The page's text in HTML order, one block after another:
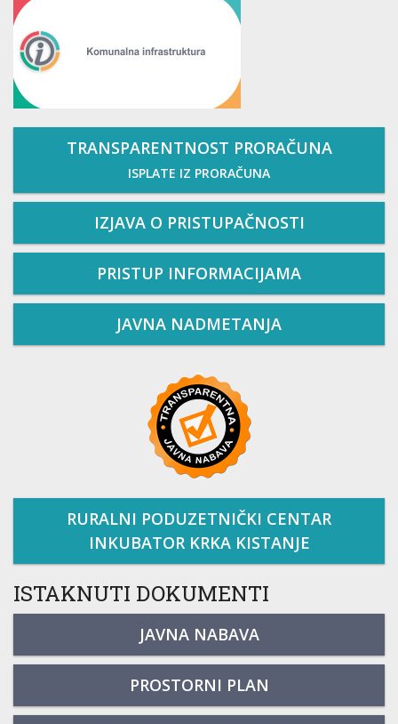
TRANSPARENTNOST PRORAČUNA
ISPLATE IZ PRORAČUNA
IZJAVA O PRISTUPAČNOSTI
PRISTUP INFORMACIJAMA
JAVNA NADMETANJA
RURALNI PODUZETNIČKI CENTAR
INKUBATOR KRKA KISTANJE
ISTAKNUTI DOKUMENTI
JAVNA NABAVA
PROSTORNI PLAN